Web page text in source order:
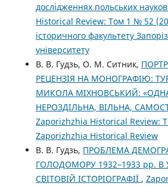
дослідженнях польських
Historical Review: Том 1 № 52
історичного факультету
університету
В. В. Гудзь, О. М. Ситник,
РЕЦЕНЗІЯ НА МОНОГРАФІЮ:
МИКОЛА МІХНОВСЬКИЙ:
НЕРОЗДІЛЬНА, ВІЛЬНА,
Zaporizhzhia Historical Review:
Zaporizhzhia Historical Review
В. В. Гудзь, ПРОБЛЕМА
ГОЛОДОМОРУ 1932–1933 рр. В
СВІТОВІЙ ІСТОРІОГРАФІЇ ,